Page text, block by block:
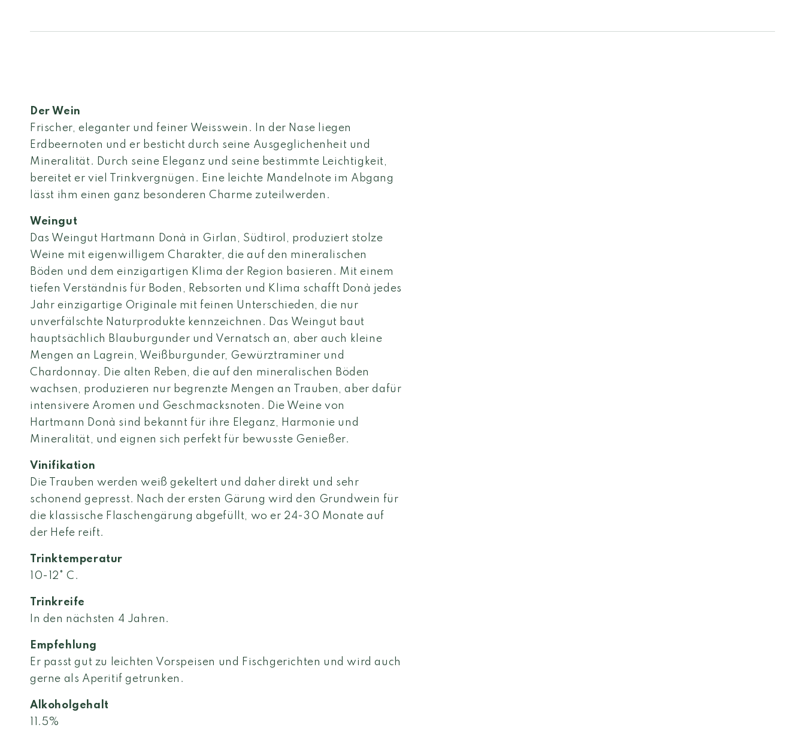
Der Wein
Frischer, eleganter und feiner Weisswein. In der Nase liegen
Erdbeernoten und er besticht durch seine Ausgeglichenheit und
Mineralität. Durch seine Eleganz und seine bestimmte Leichtigkeit,
bereitet er viel Trinkvergnügen. Eine leichte Mandelnote im Abgang
lässt ihm einen ganz besonderen Charme zuteilwerden.
Weingut
Das Weingut Hartmann Donà in Girlan, Südtirol, produziert stolze
Weine mit eigenwilligem Charakter, die auf den mineralischen
Böden und dem einzigartigen Klima der Region basieren. Mit einem
tiefen Verständnis für Boden, Rebsorten und Klima schafft Donà jedes
Jahr einzigartige Originale mit feinen Unterschieden, die nur
unverfälschte Naturprodukte kennzeichnen. Das Weingut baut
hauptsächlich Blauburgunder und Vernatsch an, aber auch kleine
Mengen an Lagrein, Weißburgunder, Gewürztraminer und
Chardonnay. Die alten Reben, die auf den mineralischen Böden
wachsen, produzieren nur begrenzte Mengen an Trauben, aber dafür
intensivere Aromen und Geschmacksnoten. Die Weine von
Hartmann Donà sind bekannt für ihre Eleganz, Harmonie und
Mineralität, und eignen sich perfekt für bewusste Genießer.
Vinifikation
Die Trauben werden weiß gekeltert und daher direkt und sehr
schonend gepresst. Nach der ersten Gärung wird den Grundwein für
die klassische Flaschengärung abgefüllt, wo er 24-30 Monate auf
der Hefe reift.
Trinktemperatur
10-12° C.
Trinkreife
In den nächsten 4 Jahren.
Empfehlung
Er passt gut zu leichten Vorspeisen und Fischgerichten und wird auch
gerne als Aperitif getrunken.
Alkoholgehalt
11.5%